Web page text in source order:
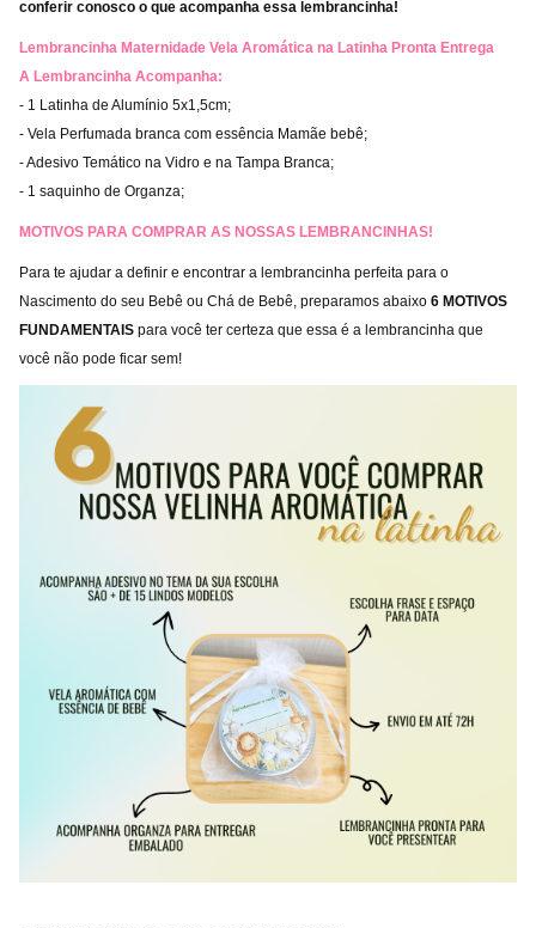
conferir conosco o que acompanha essa lembrancinha!
Lembrancinha Maternidade Vela Aromática na Latinha Pronta Entrega
A Lembrancinha Acompanha:
- 1 Latinha de Alumínio 5x1,5cm;
- Vela Perfumada branca com essência Mamãe bebê;
- Adesivo Temático na Vidro e na Tampa Branca;
- 1 saquinho de Organza;
MOTIVOS PARA COMPRAR AS NOSSAS LEMBRANCINHAS!
Para te ajudar a definir e encontrar a lembrancinha perfeita para o
Nascimento do seu Bebê ou Chá de Bebê, preparamos abaixo 6 MOTIVOS
FUNDAMENTAIS para você ter certeza que essa é a lembrancinha que
você não pode ficar sem!